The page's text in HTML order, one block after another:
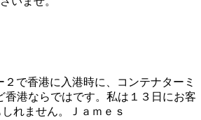
で香港に入港時に、コンテナターミ
港ならではです。私は１３日にお客
れません。Ｊａｍｅｓ